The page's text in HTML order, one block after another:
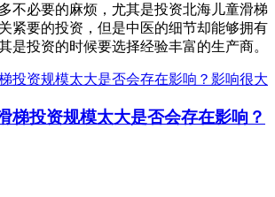
不必要的麻烦，尤其是投资北海儿童滑梯
紧要的投资，但是中医的细节却能够拥有
是投资的时候要选择经验丰富的生产商。
梯投资规模太大是否会存在影响？